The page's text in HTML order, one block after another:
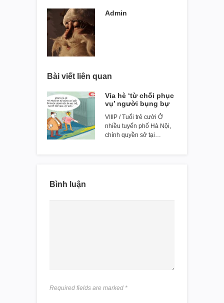
Admin
Bài viết liên quan
Vỉa hè ‘từ chối phục
vụ’ người bụng bự
VIIIP / Tuổi trẻ cười Ở
nhiều tuyến phố Hà Nội,
chính quyền sở tại…
Bình luận
Required fields are marked *